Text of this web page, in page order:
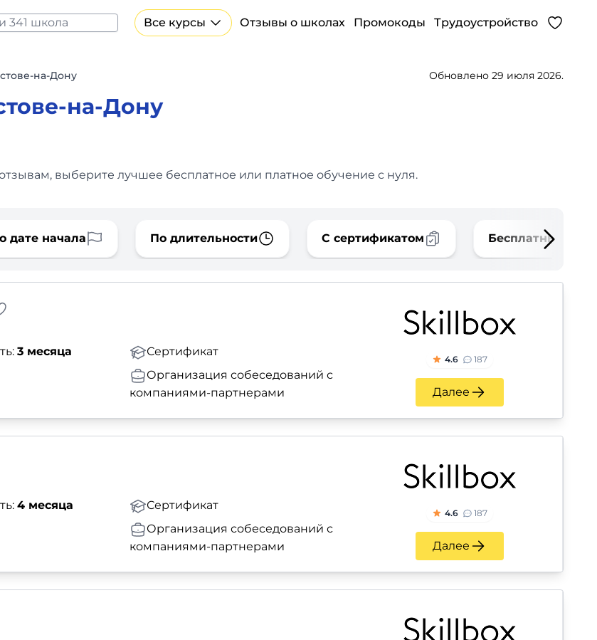
Все курсы Отзывы о школах Промокоды Трудоустройство
на-Дону Обновлено 29 июля 2026.
на-Дону
выберите лучшее бесплатное или платное обучение с нуля.
дате начала По длительности С сертификатом Бесплатные
3 месяца
Сертификат
Организация собеседований с
компаниями-партнерами
4.6 187
Далее
4 месяца
Сертификат
Организация собеседований с
компаниями-партнерами
4.6 187
Далее
по нейросетям